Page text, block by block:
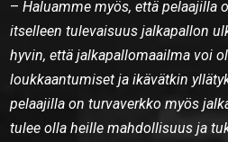
–Haluamme myös, että pelaajilla
itselleen tulevaisuus jalkapallon
hyvin, että jalkapallomaailma voi
loukkaantumiset ja ikävätkin
pelaajilla on turvaverkko myös
tulee olla heille mahdollisuus ja